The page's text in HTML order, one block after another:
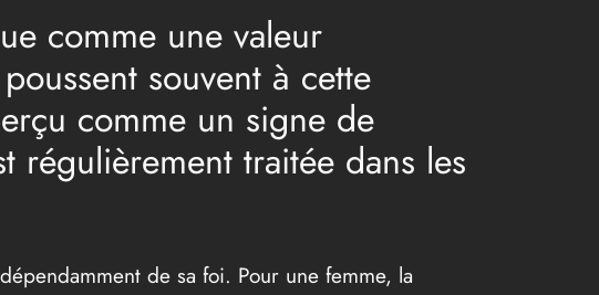
comme une valeur
souvent à cette
comme un signe de
régulièrement traitée dans les
de sa foi. Pour une femme, la